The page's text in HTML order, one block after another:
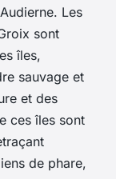
Les
sont
îles,
sauvage et
et des
ces îles sont
de phare,